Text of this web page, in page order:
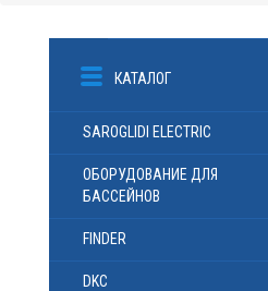
КАТАЛОГ
SAROGLIDI ELECTRIC
ОБОРУДОВАНИЕ ДЛЯ
БАССЕЙНОВ
FINDER
DKC